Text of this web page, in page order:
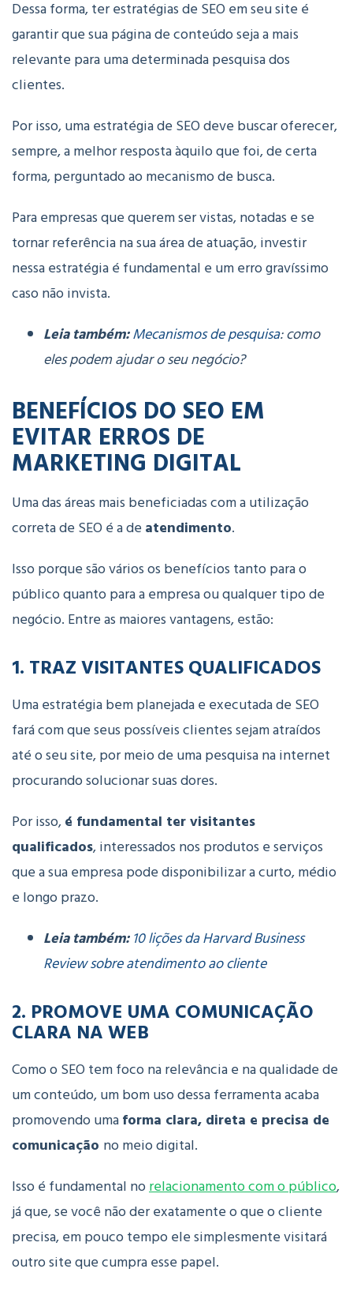
Dessa forma, ter estratégias de SEO em seu site é
garantir que sua página de conteúdo seja a mais
relevante para uma determinada pesquisa dos
clientes.
Por isso, uma estratégia de SEO deve buscar oferecer,
sempre, a melhor resposta àquilo que foi, de certa
forma, perguntado ao mecanismo de busca.
Para empresas que querem ser vistas, notadas e se
tornar referência na sua área de atuação, investir
nessa estratégia é fundamental e um erro gravíssimo
caso não invista.
Leia também:Mecanismos de pesquisa: como
eles podem ajudar o seu negócio?
BENEFÍCIOS DO SEO EM
EVITAR ERROS DE
MARKETING DIGITAL
Uma das áreas mais beneficiadas com a utilização
correta de SEO é a de atendimento.
Isso porque são vários os benefícios tanto para o
público quanto para a empresa ou qualquer tipo de
negócio. Entre as maiores vantagens, estão:
1. TRAZ VISITANTES QUALIFICADOS
Uma estratégia bem planejada e executada de SEO
fará com que seus possíveis clientes sejam atraídos
até o seu site, por meio de uma pesquisa na internet
procurando solucionar suas dores.
Por isso,é fundamental ter visitantes
qualificados, interessados nos produtos e serviços
que a sua empresa pode disponibilizar a curto, médio
e longo prazo.
Leia também: 10 lições da Harvard Business
Review sobre atendimento ao cliente
2. PROMOVE UMA COMUNICAÇÃO
CLARA NA WEB
Como o SEO tem foco na relevância e na qualidade de
um conteúdo, um bom uso dessa ferramenta acaba
promovendo umaforma clara, direta e precisa de
comunicação no meio digital.
Isso é fundamental norelacionamento com o público,
já que, se você não der exatamente o que o cliente
precisa, em pouco tempo ele simplesmente visitará
outro site que cumpra esse papel.